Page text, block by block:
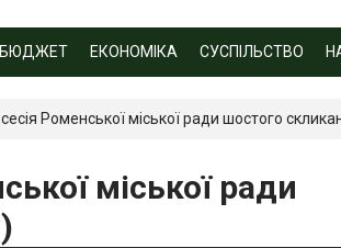
БЮДЖЕТ ЕКОНОМІКА СУСПІЛЬСТВО
Роменської міської ради шостого
міської ради